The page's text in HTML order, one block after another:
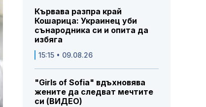
Кървава разпра край
Кошарица: Украинец уби
сънародника си и опита да
избяга
15:15 • 09.08.26
"Girls of Sofia" вдъхновява
жените да следват мечтите
си (ВИДЕО)